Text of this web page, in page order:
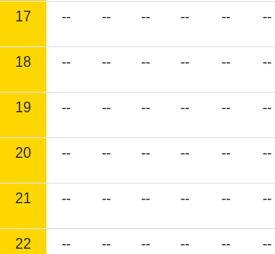
17 -- -- -- -- -- --
18 -- -- -- -- -- --
19 -- -- -- -- -- --
20 -- -- -- -- -- --
21 -- -- -- -- -- --
22 -- -- -- -- -- --